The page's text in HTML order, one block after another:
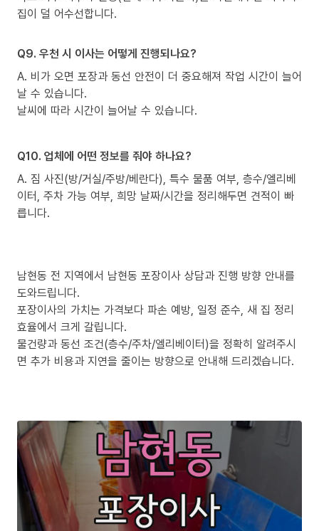
집이 덜 어수선합니다.
Q9. 우천 시 이사는 어떻게 진행되나요?
A. 비가 오면 포장과 동선 안전이 더 중요해져 작업 시간이 늘어
날 수 있습니다.
날씨에 따라 시간이 늘어날 수 있습니다.
Q10. 업체에 어떤 정보를 줘야 하나요?
A. 짐 사진(방/거실/주방/베란다), 특수 물품 여부, 층수/엘리베
이터, 주차 가능 여부, 희망 날짜/시간을 정리해두면 견적이 빠
릅니다.
남현동 전 지역에서 남현동 포장이사 상담과 진행 방향 안내를
도와드립니다.
포장이사의 가치는 가격보다 파손 예방, 일정 준수, 새 집 정리
효율에서 크게 갈립니다.
물건량과 동선 조건(층수/주차/엘리베이터)을 정확히 알려주시
면 추가 비용과 지연을 줄이는 방향으로 안내해 드리겠습니다.